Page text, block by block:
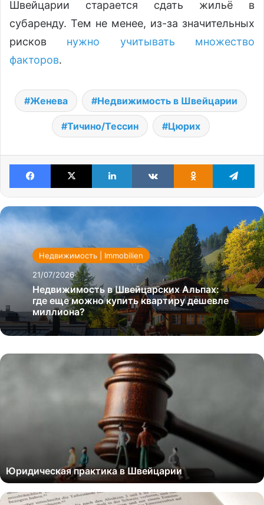
Швейцарии старается сдать жильё в
субаренду. Тем не менее, из-за значительных
рисков нужно учитывать множество
факторов.
Женева Недвижимость в Швейцарии
Тичино/Тессин Цюрих
Facebook X LinkedIn VKontakteOdnoklassniki
Недвижимость | Immobilien
21/07/2026
Недвижимость в Швейцарских Альпах:
где еще можно купить квартиру дешевле
миллиона?
Юридическая практика в Швейцарии